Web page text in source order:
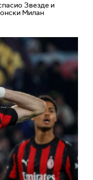
Звезде и
Милан